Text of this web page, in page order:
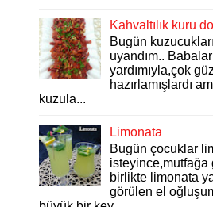
Kahvaltılık kuru
Bugün
uyandım..
yardımıyla,çok
hazırlamışlardı
kuzula...
Limonata
Bugün çocuklar
isteyince,mutfağa
birlikte limonata
görülen el